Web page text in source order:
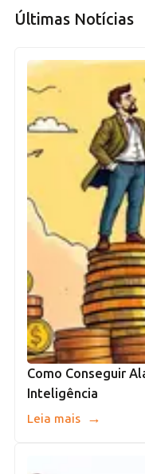
Últimas Notícias
Como Conseguir
Inteligência
Leia mais →